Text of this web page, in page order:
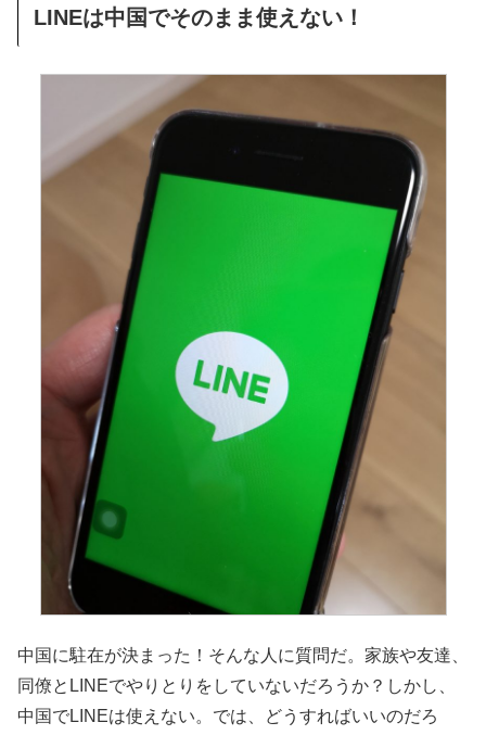
LINEは中国でそのまま使えない！
中国に駐在が決まった！そんな人に質問だ。家族や友達、
同僚とLINEでやりとりをしていないだろうか？しかし、
中国でLINEは使えない。では、どうすればいいのだろ